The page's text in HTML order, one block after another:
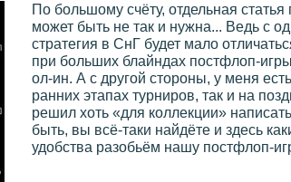
По большому счёту, отдельная
может быть не так и нужна... Ведь с
стратегия в СнГ будет мало
при больших блайндах постфлоп-
ол-ин. А с другой стороны, у меня
ранних этапах турниров, так и на
решил хоть «для коллекции»
быть, вы всё-таки найдёте и здесь
удобства разобьём нашу постфлоп-